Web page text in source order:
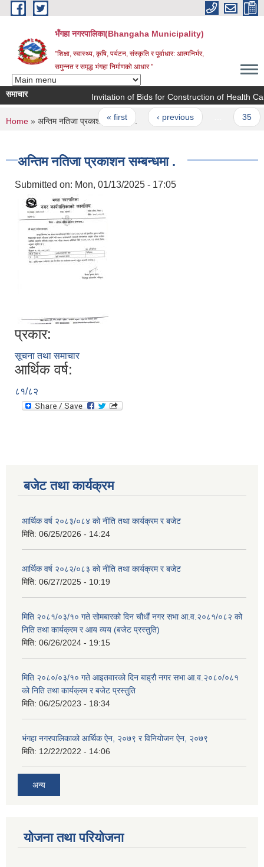
Skip to main content
भँगहा नगरपालिका(Bhangaha Municipality)
"शिक्षा, स्वास्थ्य, कृषि, पर्यटन, संस्कृति र पूर्वाधार: आत्मनिर्भर,
समुन्नत र समृद्ध भंगहा निर्माणको आधार "
समाचार Invitation of Bids for Construction of Health
Pages
« first ‹ previous
You are here
Home » अन्तिम नतिजा प्रकाशन सम्बन्धमा .
अन्तिम नतिजा प्रकाशन सम्बन्धमा .
Submitted on: Mon, 01/13/2025 - 17:05
प्रकार:
सूचना तथा समाचार
आर्थिक वर्ष:
८१/८२
बजेट तथा कार्यक्रम
आर्थिक वर्ष २०८३/०८४ को नीति तथा कार्यक्रम र बजेट
मिति: 06/25/2026 - 14:24
आर्थिक वर्ष २०८२/०८३ को नीति तथा कार्यक्रम र बजेट
मिति: 06/27/2025 - 10:19
मिति २०८१/०३/१० गते सोमबारको दिन चौधौं नगर सभा आ.व.२०८१/०८२ को
निति तथा कार्यक्रम र आय व्यय (बजेट प्रस्तुति)
मिति: 06/26/2024 - 19:15
मिति २०८०/०३/१० गते आइतवारको दिन बाह्रौ नगर सभा आ.व.२०८०/०८१
को निति तथा कार्यक्रम र बजेट प्रस्तुति
मिति: 06/25/2023 - 18:34
भंगहा नगरपालिकाको आर्थिक ऐन, २०७९ र विनियोजन ऐन, २०७९
मिति: 12/22/2022 - 14:06
अन्य
योजना तथा परियोजना